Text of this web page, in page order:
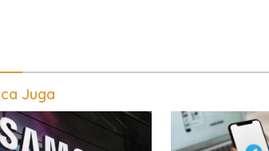
Juga